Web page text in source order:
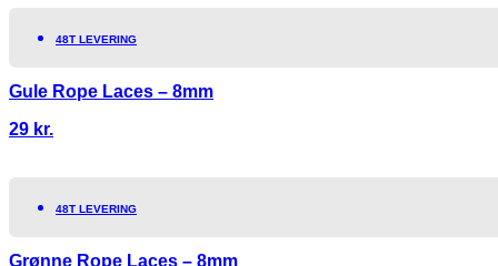
48T LEVERING
Gule Rope Laces – 8mm
29 kr.
48T LEVERING
Grønne Rope Laces – 8mm